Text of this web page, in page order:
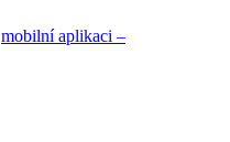
mobilní aplikaci –